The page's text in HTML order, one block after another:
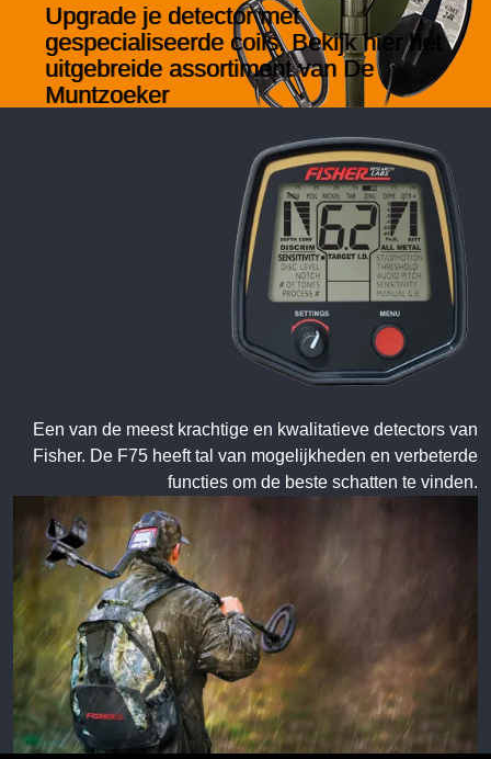
Upgrade je detector met
gespecialiseerde coils. Bekijk hier het
uitgebreide assortiment van De
Muntzoeker
Een van de meest krachtige en kwalitatieve detectors van
Fisher. De F75 heeft tal van mogelijkheden en verbeterde
functies om de beste schatten te vinden.